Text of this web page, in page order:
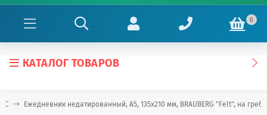
0
КАТАЛОГ ТОВАРОВ
С Ежедневник недатированный, А5, 135х210 мм, BRAUBERG "Felt", на